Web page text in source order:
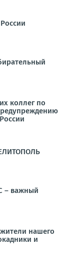
коллег по
– важный
нашего
и